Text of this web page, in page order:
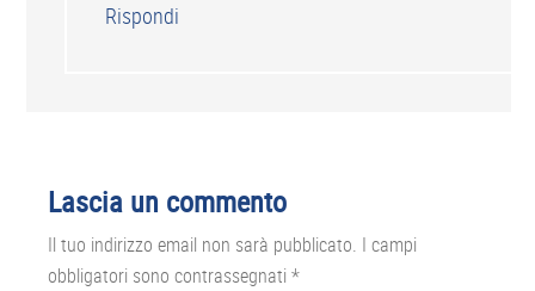
Rispondi
Lascia un commento
Il tuo indirizzo email non sarà pubblicato. I campi
obbligatori sono contrassegnati *